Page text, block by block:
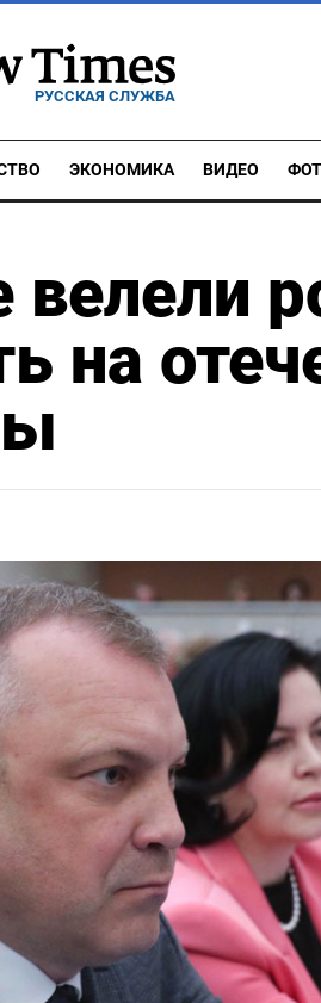
РУССКАЯ СЛУЖБА
ЭКОНОМИКА ВИДЕО
велели
на